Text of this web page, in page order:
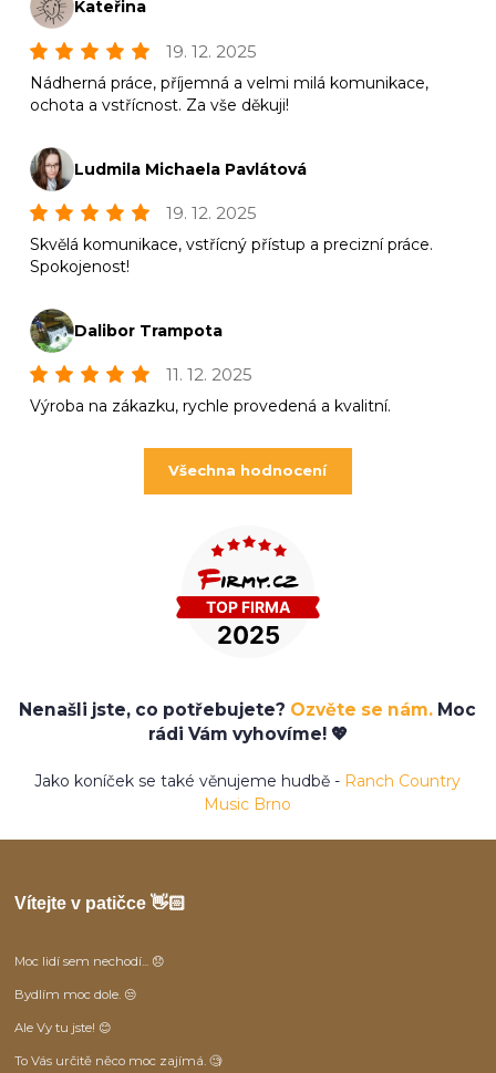
Kateřina
19. 12. 2025
Nádherná práce, příjemná a velmi milá komunikace,
ochota a vstřícnost. Za vše děkuji!
Ludmila Michaela Pavlátová
19. 12. 2025
Skvělá komunikace, vstřícný přístup a precizní práce.
Spokojenost!
Dalibor Trampota
11. 12. 2025
Výroba na zákazku, rychle provedená a kvalitní.
Všechna hodnocení
Nenašli jste, co potřebujete? Ozvěte se nám. Moc
rádi Vám vyhovíme! 💖
Jako koníček se také věnujeme hudbě - Ranch Country
Music Brno
Vítejte v patičce 👋🏻
Moc lidí sem nechodí... 😞
Bydlím moc dole. 😒
Ale Vy tu jste! 😊
To Vás určitě něco moc zajímá. 🧐